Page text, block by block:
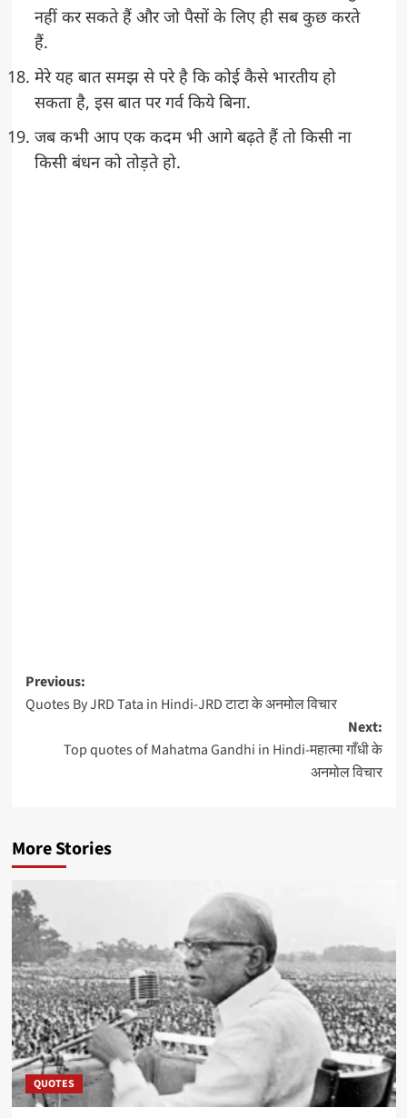
नहीं कर सकते हैं और जो पैसों के लिए ही सब कुछ करते
हैं.
मेरे यह बात समझ से परे है कि कोई कैसे भारतीय हो
सकता है, इस बात पर गर्व किये बिना.
जब कभी आप एक कदम भी आगे बढ़ते हैं तो किसी ना
किसी बंधन को तोड़ते हो.
Previous:
Quotes By JRD Tata in Hindi-JRD टाटा के अनमोल विचार
Next:
Top quotes of Mahatma Gandhi in Hindi-महात्मा गाँधी के
अनमोल विचार
More Stories
QUOTES